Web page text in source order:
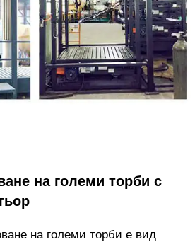
на големи торби с
на големи торби е вид